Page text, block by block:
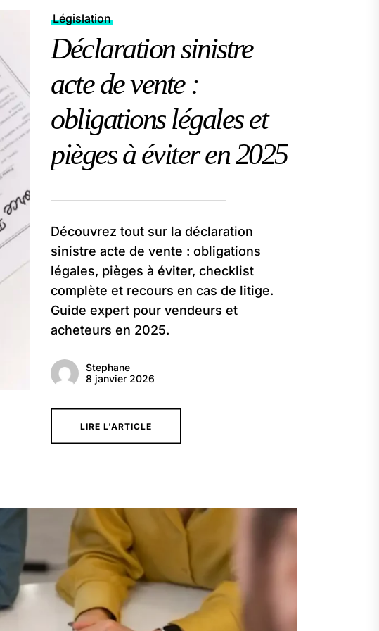
Législation
Déclaration sinistre
acte de vente :
obligations légales et
pièges à éviter en 2025
Découvrez tout sur la déclaration
sinistre acte de vente : obligations
légales, pièges à éviter, checklist
complète et recours en cas de litige.
Guide expert pour vendeurs et
acheteurs en 2025.
Stephane
8 janvier 2026
LIRE L'ARTICLE